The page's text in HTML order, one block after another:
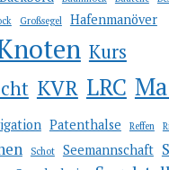
Großsegel Hafenmanöver
Kurs
KVR LRC
Patenthalse Reffen
Schot Seemannschaft